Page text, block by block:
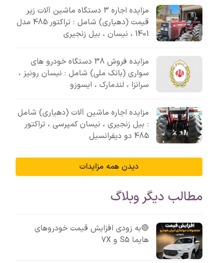
مزایده اجاره 3 دستگاه ماشین آلات زیر
قیمت (دهیاری) شامل : تراکتور 485 مدل
1401 ، نیسان ، بیل زنجیری
مزایده فروش 38 دستگاه خودرو های
سواری (بانک ملی) شامل : نیسان رونیز ،
سرانزا ، لندمارک ، ایسوزو
مزایده اجاره ماشین آلات (دهیاری) شامل
: بیل زنجیری ، نیسان کمپرسی ، تراکتور
485 دو دیفرانسیل
دیدن همه مزایدات
مطالب دیگر وبلاگ
🔴به زودی افزایش قیمت خودروهای
هایما S5 و 7X